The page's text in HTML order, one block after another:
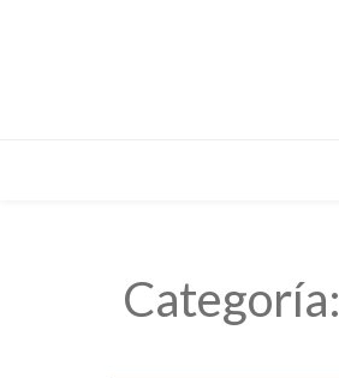
Categoría: